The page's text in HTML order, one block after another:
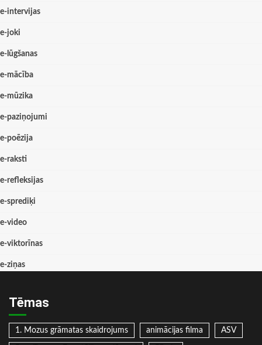
e-intervijas
e-joki
e-lūgšanas
e-mācība
e-mūzika
e-paziņojumi
e-poēzija
e-raksti
e-refleksijas
e-sprediķi
e-video
e-viktorīnas
e-ziņas
Tēmas
1. Mozus grāmatas skaidrojums animācijas filma ASV